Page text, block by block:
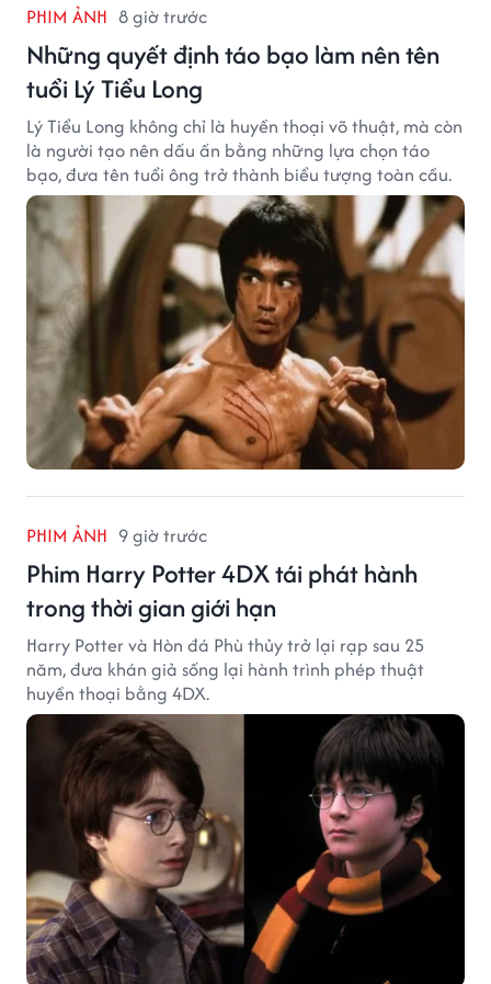
PHIM ẢNH 8 giờ trước
Những quyết định táo bạo làm nên tên
tuổi Lý Tiểu Long
Lý Tiểu Long không chỉ là huyền thoại võ thuật, mà còn
là người tạo nên dấu ấn bằng những lựa chọn táo
bạo, đưa tên tuổi ông trở thành biểu tượng toàn cầu.
PHIM ẢNH 9 giờ trước
Phim Harry Potter 4DX tái phát hành
trong thời gian giới hạn
Harry Potter và Hòn đá Phù thủy trở lại rạp sau 25
năm, đưa khán giả sống lại hành trình phép thuật
huyền thoại bằng 4DX.